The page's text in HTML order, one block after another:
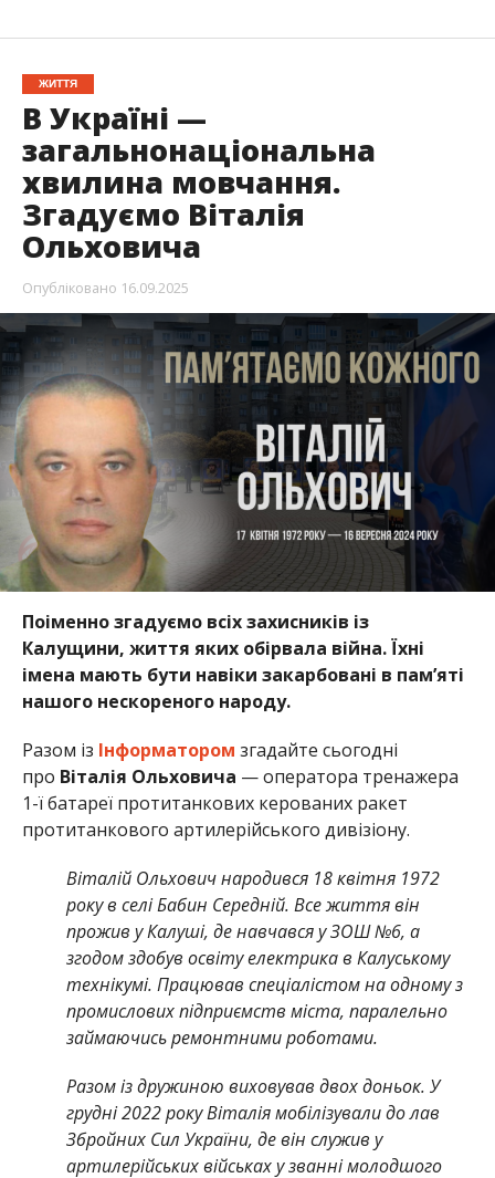
ЖИТТЯ
В Україні —
загальнонаціональна
хвилина мовчання.
Згадуємо Віталія
Ольховича
Опубліковано 16.09.2025
Поіменно згадуємо всіх захисників із
Калущини, життя яких обірвала війна. Їхні
імена мають бути навіки закарбовані в пам’яті
нашого нескореного народу.
Разом із Інформатором згадайте сьогодні
про Віталія Ольховича —оператора тренажера
1-ї батареї протитанкових керованих ракет
протитанкового артилерійського дивізіону.
Віталій Ольхович народився 18 квітня 1972
року в селі Бабин Середній. Все життя він
прожив у Калуші, де навчався у ЗОШ №6, а
згодом здобув освіту електрика в Калуському
технікумі. Працював спеціалістом на одному з
промислових підприємств міста, паралельно
займаючись ремонтними роботами.
Разом із дружиною виховував двох доньок. У
грудні 2022 року Віталія мобілізували до лав
Збройних Сил України, де він служив у
артилерійських військах у званні молодшого